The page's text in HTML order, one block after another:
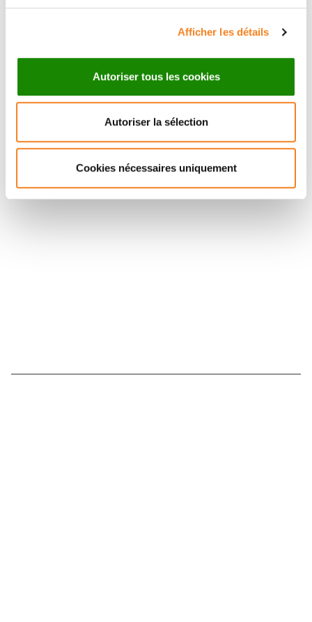
Afficher les détails
Autoriser tous les cookies
Autoriser la sélection
Cookies nécessaires uniquement
Suivez l'Institut Curie